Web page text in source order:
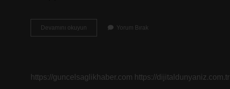
Devamını okuyun Psikoloji
Kaç
Yorum Bırak
https://guncelsaglikhaber.com https://dijitaldunyaniz.com.tr